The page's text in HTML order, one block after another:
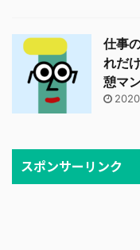
仕事
れだ
憩マン
スポンサーリンク